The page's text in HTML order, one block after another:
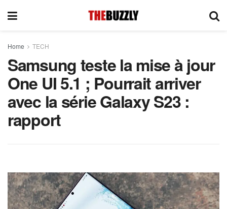
Home TECH
Samsung teste la mise à jour
One UI 5.1 ; Pourrait arriver
avec la série Galaxy S23 :
rapport